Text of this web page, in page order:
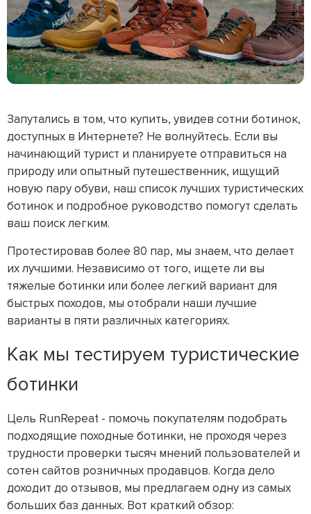
Запутались в том, что купить, увидев сотни ботинок,
доступных в Интернете? Не волнуйтесь. Если вы
начинающий турист и планируете отправиться на
природу или опытный путешественник, ищущий
новую пару обуви, наш список лучших туристических
ботинок и подробное руководство помогут сделать
ваш поиск легким.
Протестировав более 80 пар, мы знаем, что делает
их лучшими. Независимо от того, ищете ли вы
тяжелые ботинки или более легкий вариант для
быстрых походов, мы отобрали наши лучшие
варианты в пяти различных категориях.
Как мы тестируем туристические
ботинки
Цель RunRepeat - помочь покупателям подобрать
подходящие походные ботинки, не проходя через
трудности проверки тысяч мнений пользователей и
сотен сайтов розничных продавцов. Когда дело
доходит до отзывов, мы предлагаем одну из самых
больших баз данных. Вот краткий обзор: